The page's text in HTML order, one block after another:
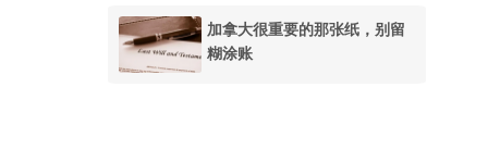
加拿大很重要的那张纸，别留
糊涂账